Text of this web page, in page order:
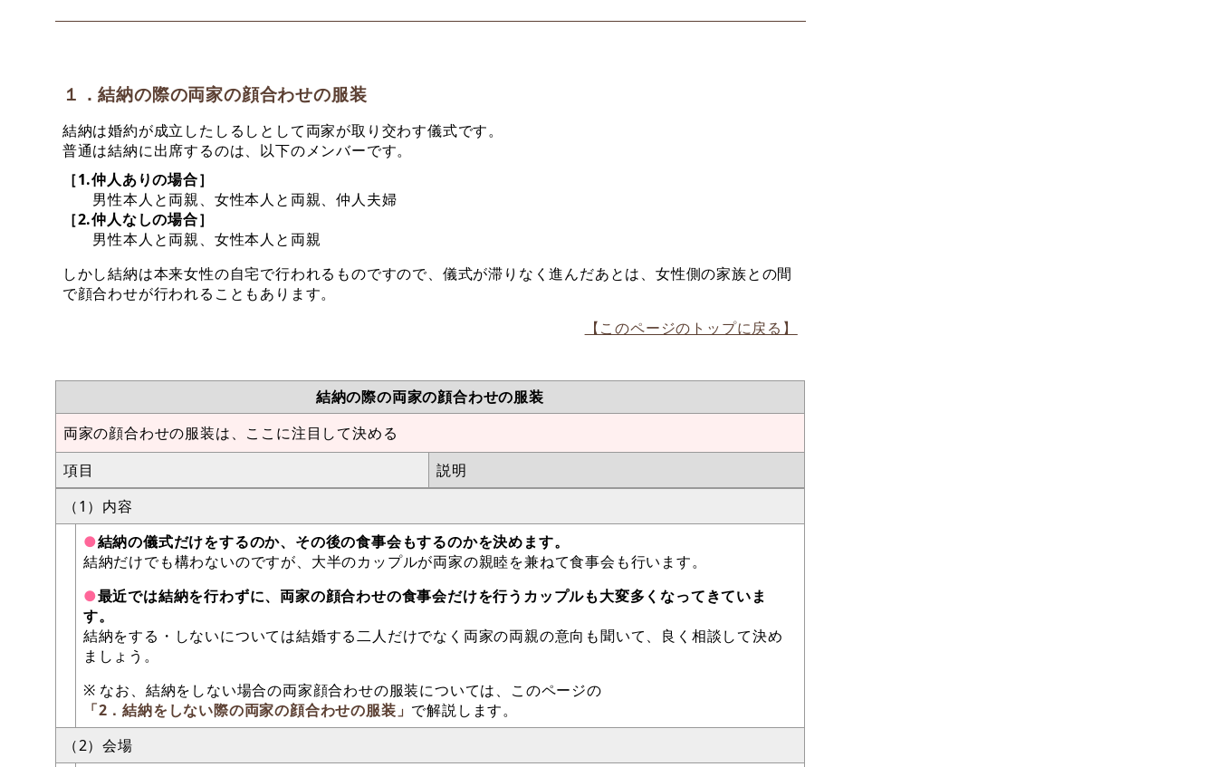
１．結納の際の両家の顔合わせの服装
結納は婚約が成立したしるしとして両家が取り交わす儀式です。
普通は結納に出席するのは、以下のメンバーです。
［1.仲人ありの場合］
男性本人と両親、女性本人と両親、仲人夫婦
［2.仲人なしの場合］
男性本人と両親、女性本人と両親
しかし結納は本来女性の自宅で行われるものですので、儀式が滞りなく進んだあとは、女性側の家族との間
で顔合わせが行われることもあります。
【このページのトップに戻る】
結納の際の両家の顔合わせの服装
両家の顔合わせの服装は、ここに注目して決める
項目
説明
（1）内容
●結納の儀式だけをするのか、その後の食事会もするのかを決めます。
結納だけでも構わないのですが、大半のカップルが両家の親睦を兼ねて食事会も行います。
●最近では結納を行わずに、両家の顔合わせの食事会だけを行うカップルも大変多くなってきていま
す。
結納をする・しないについては結婚する二人だけでなく両家の両親の意向も聞いて、良く相談して決め
ましょう。
※ なお、結納をしない場合の両家顔合わせの服装については、このページの
「2．結納をしない際の両家の顔合わせの服装」 で解説します。
（2）会場